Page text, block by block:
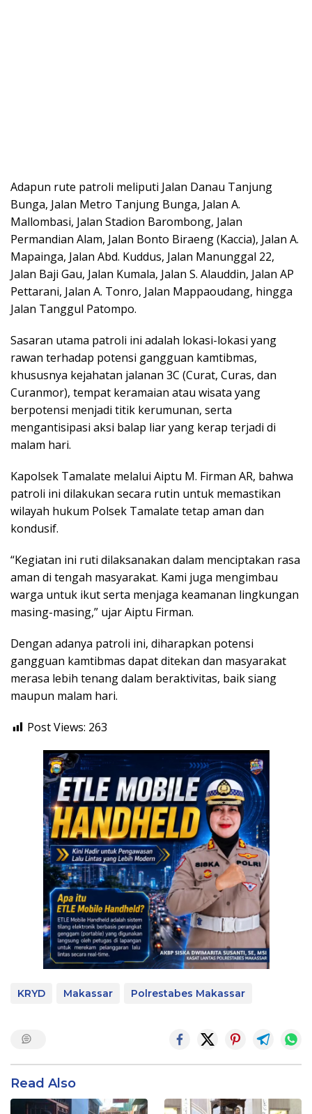
Adapun rute patroli meliputi Jalan Danau Tanjung
Bunga, Jalan Metro Tanjung Bunga, Jalan A.
Mallombasi, Jalan Stadion Barombong, Jalan
Permandian Alam, Jalan Bonto Biraeng (Kaccia), Jalan A.
Mapainga, Jalan Abd. Kuddus, Jalan Manunggal 22,
Jalan Baji Gau, Jalan Kumala, Jalan S. Alauddin, Jalan AP
Pettarani, Jalan A. Tonro, Jalan Mappaoudang, hingga
Jalan Tanggul Patompo.
Sasaran utama patroli ini adalah lokasi-lokasi yang
rawan terhadap potensi gangguan kamtibmas,
khususnya kejahatan jalanan 3C (Curat, Curas, dan
Curanmor), tempat keramaian atau wisata yang
berpotensi menjadi titik kerumunan, serta
mengantisipasi aksi balap liar yang kerap terjadi di
malam hari.
Kapolsek Tamalate melalui Aiptu M. Firman AR, bahwa
patroli ini dilakukan secara rutin untuk memastikan
wilayah hukum Polsek Tamalate tetap aman dan
kondusif.
“Kegiatan ini ruti dilaksanakan dalam menciptakan rasa
aman di tengah masyarakat. Kami juga mengimbau
warga untuk ikut serta menjaga keamanan lingkungan
masing-masing,” ujar Aiptu Firman.
Dengan adanya patroli ini, diharapkan potensi
gangguan kamtibmas dapat ditekan dan masyarakat
merasa lebih tenang dalam beraktivitas, baik siang
maupun malam hari.
Post Views: 263
KRYD Makassar Polrestabes Makassar
Read Also